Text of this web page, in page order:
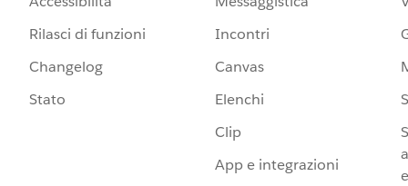
Rilasci di funzioni
Changelog
Stato
Incontri
Canvas
Elenchi
Clip
App e integrazioni